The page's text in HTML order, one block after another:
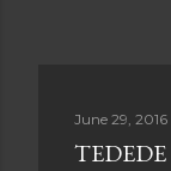
June 29, 2016
TEDEDE